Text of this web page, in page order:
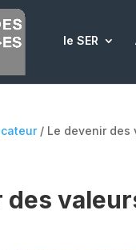
le SER
/ Le devenir des
des